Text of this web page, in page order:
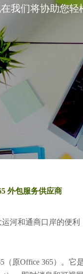
我们将协助您轻
外包服务供应商
河和通商口岸的便
原Office 365）。它